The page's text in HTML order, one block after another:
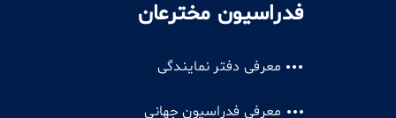
فدراسیون مخترعان
معرفی دفتر نمایندگی
معرفی فدراسیون جهانی